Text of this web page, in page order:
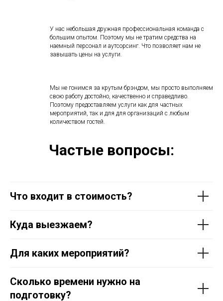
У нас небольшая дружная профессиональная команда с
большим опытом. Поэтому мы не тратим средства на
наемный персонал и аутсорсинг. Что позволяет нам не
завышать цены на услуги.
Мы не гонимся за крутым брэндом, мы просто выполняем
свою работу достойно, качественно и справедливо.
Поэтому предоставляем услуги как для частных
мероприятий, так и для для организаций с любым
количеством гостей.
Частые вопросы:
Что входит в стоимость?
Куда выезжаем?
Для каких мероприятий?
Сколько времени нужно на
подготовку?